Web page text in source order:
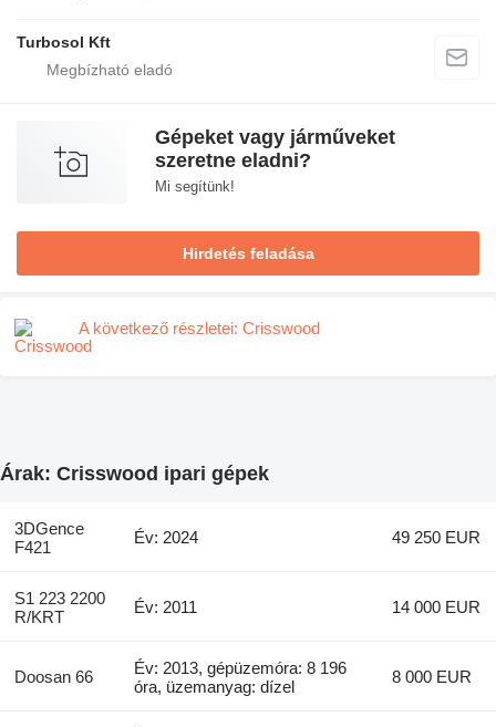
Turbosol Kft
Gépeket vagy járműveket
szeretne eladni?
Mi segítünk!
Hirdetés feladása
A következő részletei: Crisswood
Árak: Crisswood ipari gépek
3DGence
F421
Év: 2024 49 250 EUR
S1 223 2200
R/KRT
Év: 2011 14 000 EUR
Doosan 66
Év: 2013, gépüzemóra: 8 196
óra, üzemanyag: dízel
8 000 EUR